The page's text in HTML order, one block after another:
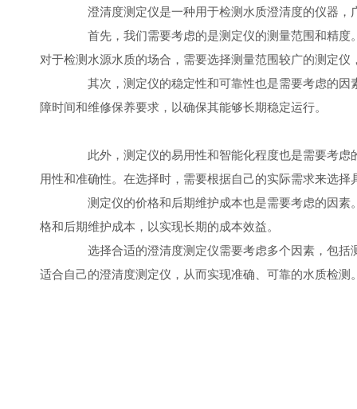
澄清度测定仪是一种用于检测水质澄清度的仪器，
首先，我们需要考虑的是测定仪的测量范围和精度
对于检测水源水质的场合，需要选择测量范围较广的测定
其次，测定仪的稳定性和可靠性也是需要考虑的因
障时间和维修保养要求，以确保其能够长期稳定运行。
此外，测定仪的易用性和智能化程度也是需要考虑
用性和准确性。在选择时，需要根据自己的实际需求来选
测定仪的价格和后期维护成本也是需要考虑的因素
格和后期维护成本，以实现长期的成本效益。
选择合适的澄清度测定仪需要考虑多个因素，包括
适合自己的澄清度测定仪，从而实现准确、可靠的水质检测